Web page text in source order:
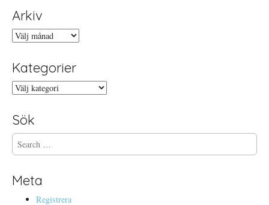
Arkiv
Arkiv
Kategorier
Kategorier
Sök
S
e
r
cMeta
Registrera